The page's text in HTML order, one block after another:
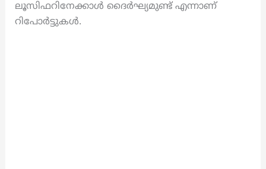
ലൂസിഫറിനേക്കാള്‍ ദൈര്‍ഘ്യമുണ്ട് എന്നാണ്
റിപോർട്ടുകൾ.